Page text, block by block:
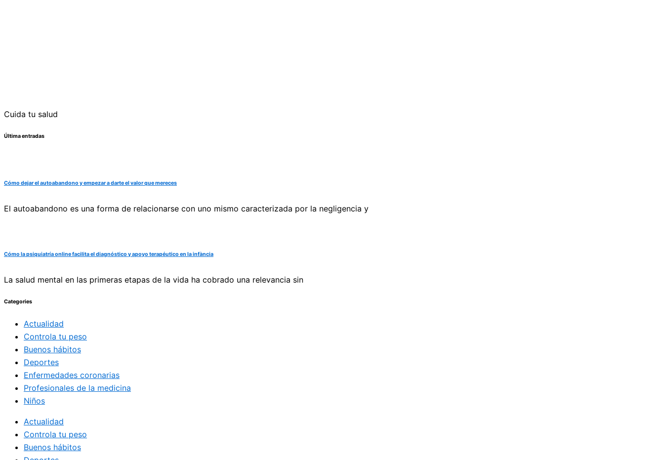
Cuida tu salud
Última entradas
Cómo dejar el autoabandono y empezar a darte el valor que mereces
El autoabandono es una forma de relacionarse con uno mismo caracterizada por la negligencia y
Cómo la psiquiatría online facilita el diagnóstico y apoyo terapéutico en la infància
La salud mental en las primeras etapas de la vida ha cobrado una relevancia sin
Categories
Actualidad
Controla tu peso
Buenos hábitos
Deportes
Enfermedades coronarias
Profesionales de la medicina
Niños
Actualidad
Controla tu peso
Buenos hábitos